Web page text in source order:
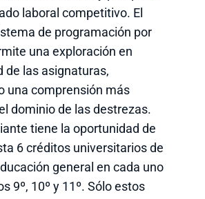
laboral competitivo. El
de programación por
una exploración en
de las asignaturas,
una comprensión más
dominio de las destrezas.
tiene la oportunidad de
6 créditos universitarios de
general en cada uno
9º, 10º y 11º. Sólo estos